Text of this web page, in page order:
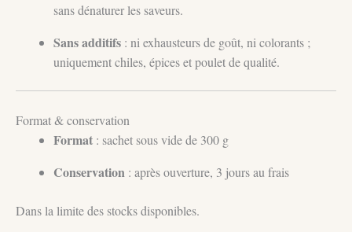
sans dénaturer les saveurs.
Sans additifs : ni exhausteurs de goût, ni colorants ;
uniquement chiles, épices et poulet de qualité.
Format & conservation
Format : sachet sous vide de 300 g
Conservation : après ouverture, 3 jours au frais
Dans la limite des stocks disponibles.